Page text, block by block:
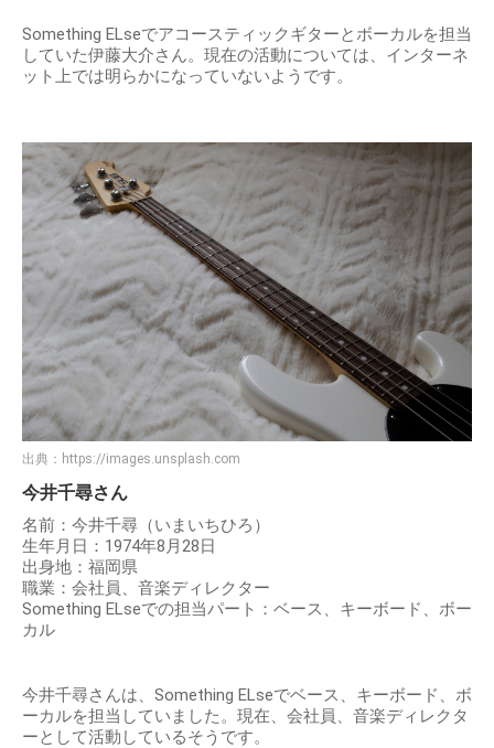
Something ELseでアコースティックギターとボーカルを担当
していた伊藤大介さん。現在の活動については、インターネ
ット上では明らかになっていないようです。
出典： https://images.unsplash.com
今井千尋さん
名前：今井千尋（いまいちひろ）
生年月日：1974年8月28日
出身地：福岡県
職業：会社員、音楽ディレクター
Something ELseでの担当パート：ベース、キーボード、ボー
カル
今井千尋さんは、Something ELseでベース、キーボード、ボ
ーカルを担当していました。現在、会社員、音楽ディレクタ
ーとして活動しているそうです。